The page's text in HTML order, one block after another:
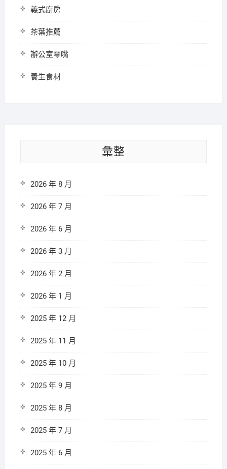
義式廚房
茶葉推薦
辦公室零嘴
養生食材
彙整
2026 年 8 月
2026 年 7 月
2026 年 6 月
2026 年 3 月
2026 年 2 月
2026 年 1 月
2025 年 12 月
2025 年 11 月
2025 年 10 月
2025 年 9 月
2025 年 8 月
2025 年 7 月
2025 年 6 月